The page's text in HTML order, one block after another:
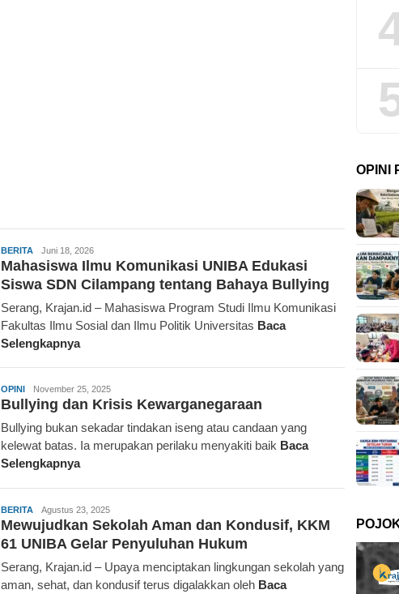
BERITA Redaksi
Krajan.id
Juni 18, 2026
Mahasiswa Ilmu Komunikasi UNIBA Edukasi
Siswa SDN Cilampang tentang Bahaya Bullying
Serang, Krajan.id – Mahasiswa Program Studi Ilmu Komunikasi
Fakultas Ilmu Sosial dan Ilmu Politik Universitas Baca
Selengkapnya
OPINIRedaksi
Krajan.id
November 25, 2025
Bullying dan Krisis Kewarganegaraan
Bullying bukan sekadar tindakan iseng atau candaan yang
kelewat batas. Ia merupakan perilaku menyakiti baik Baca
Selengkapnya
BERITA Krajan.id
Agustus 23, 2025
Mewujudkan Sekolah Aman dan Kondusif, KKM
61 UNIBA Gelar Penyuluhan Hukum
Serang, Krajan.id – Upaya menciptakan lingkungan sekolah yang
aman, sehat, dan kondusif terus digalakkan oleh Baca
OPINI